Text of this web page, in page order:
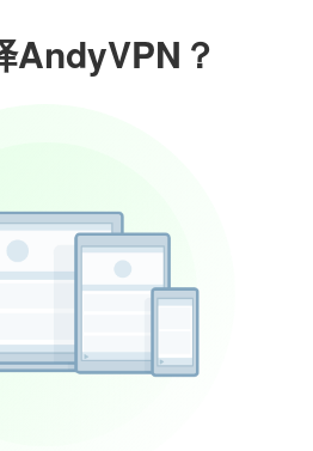
AndyVPN？